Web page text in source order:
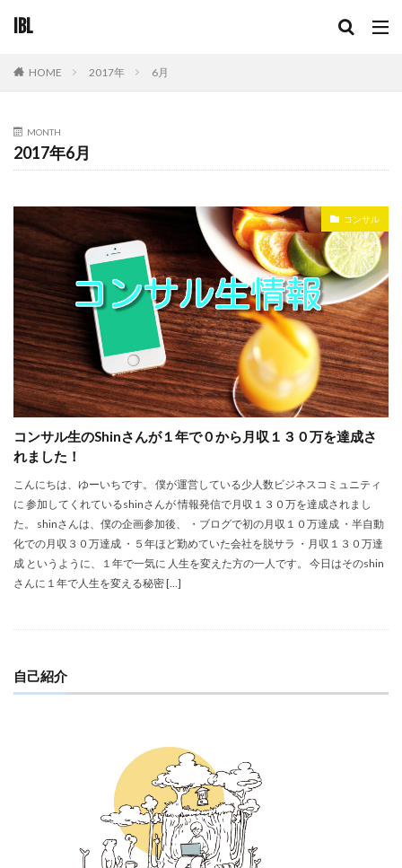
IBL
HOME 2017年 6月
MONTH
2017年6月
コンサル
コンサル生のShinさんが１年で０から月収１３０万を達成さ
れました！
こんにちは、ゆーいちです。 僕が運営している少人数ビジネスコミュニティ
に 参加してくれているshinさんが 情報発信で月収１３０万を達成されまし
た。 shinさんは、僕の企画参加後、 ・ブログで初の月収１０万達成 ・半自動
化での月収３０万達成 ・５年ほど勤めていた会社を脱サラ ・月収１３０万達
成 というように、１年で一気に 人生を変えた方の一人です。 今日はそのshin
さんに１年で人生を変える秘密 […]
自己紹介